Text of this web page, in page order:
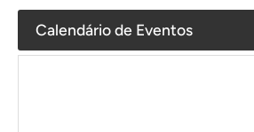
Calendário de Eventos